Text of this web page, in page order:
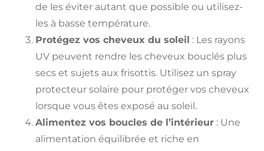
de les éviter autant que possible ou utilisez-
les à basse température.
Protégez vos cheveux du soleil : Les rayons
UV peuvent rendre les cheveux bouclés plus
secs et sujets aux frisottis. Utilisez un spray
protecteur solaire pour protéger vos cheveux
lorsque vous êtes exposé au soleil.
Alimentez vos boucles de l’intérieur : Une
alimentation équilibrée et riche en